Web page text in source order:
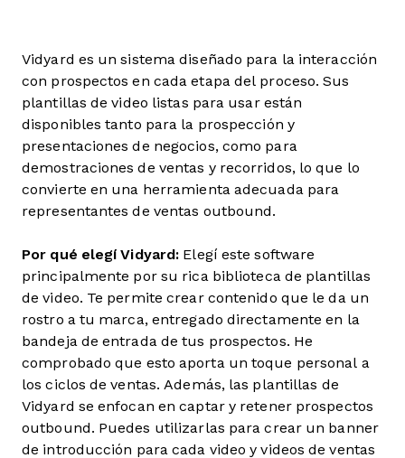
Vidyard es un sistema diseñado para la interacción
con prospectos en cada etapa del proceso. Sus
plantillas de video listas para usar están
disponibles tanto para la prospección y
presentaciones de negocios, como para
demostraciones de ventas y recorridos, lo que lo
convierte en una herramienta adecuada para
representantes de ventas outbound.
Por qué elegí Vidyard: Elegí este software
principalmente por su rica biblioteca de plantillas
de video. Te permite crear contenido que le da un
rostro a tu marca, entregado directamente en la
bandeja de entrada de tus prospectos. He
comprobado que esto aporta un toque personal a
los ciclos de ventas. Además, las plantillas de
Vidyard se enfocan en captar y retener prospectos
outbound. Puedes utilizarlas para crear un banner
de introducción para cada video y videos de ventas